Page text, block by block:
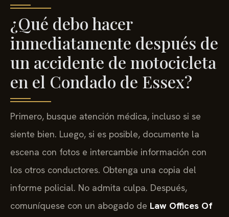
¿Qué debo hacer
inmediatamente después de
un accidente de motocicleta
en el Condado de Essex?
Primero, busque atención médica, incluso si se
siente bien. Luego, si es posible, documente la
escena con fotos e intercambie información con
los otros conductores. Obtenga una copia del
informe policial. No admita culpa. Después,
comuníquese con un abogado de Law Offices Of